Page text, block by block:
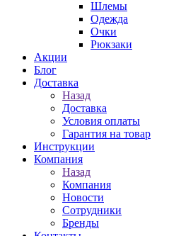
Шлемы
Одежда
Очки
Рюкзаки
Акции
Блог
Доставка
Назад
Доставка
Условия оплаты
Гарантия на товар
Инструкции
Компания
Назад
Компания
Новости
Сотрудники
Бренды